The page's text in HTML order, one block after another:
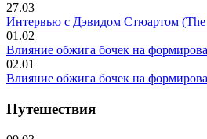
27.03
Интервью с Дэвидом Стюартом (The
01.02
Влияние обжига бочек на
02.01
Влияние обжига бочек на
Путешествия